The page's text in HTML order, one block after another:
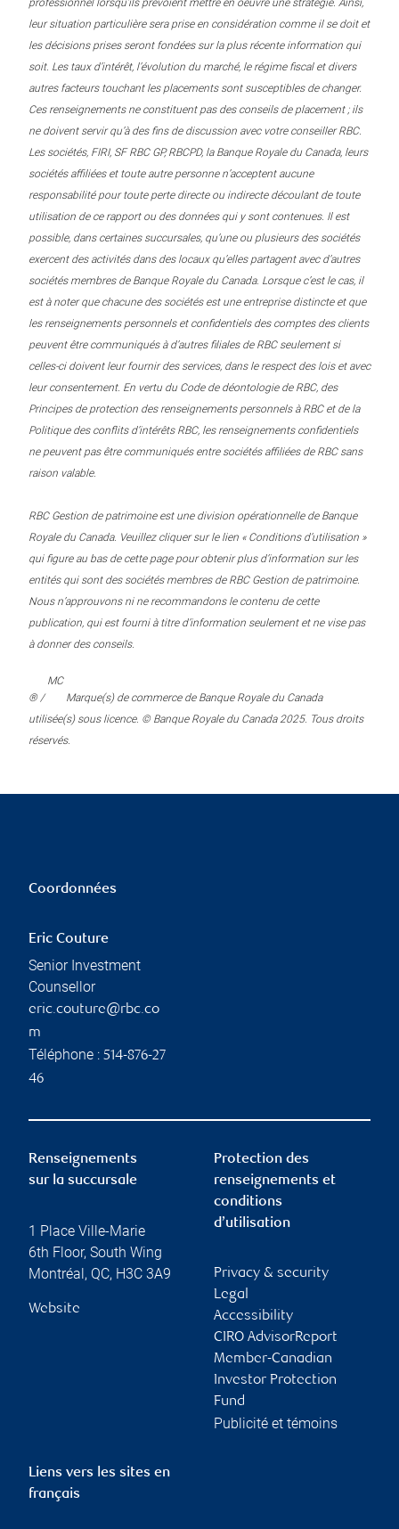
professionnel lorsqu’ils prévoient mettre en oeuvre une stratégie. Ainsi,
leur situation particulière sera prise en considération comme il se doit et
les décisions prises seront fondées sur la plus récente information qui
soit. Les taux d’intérêt, l’évolution du marché, le régime fiscal et divers
autres facteurs touchant les placements sont susceptibles de changer.
Ces renseignements ne constituent pas des conseils de placement ; ils
ne doivent servir qu’à des fins de discussion avec votre conseiller RBC.
Les sociétés, FIRI, SF RBC GP, RBCPD, la Banque Royale du Canada, leurs
sociétés affiliées et toute autre personne n’acceptent aucune
responsabilité pour toute perte directe ou indirecte découlant de toute
utilisation de ce rapport ou des données qui y sont contenues. Il est
possible, dans certaines succursales, qu’une ou plusieurs des sociétés
exercent des activités dans des locaux qu’elles partagent avec d’autres
sociétés membres de Banque Royale du Canada. Lorsque c’est le cas, il
est à noter que chacune des sociétés est une entreprise distincte et que
les renseignements personnels et confidentiels des comptes des clients
peuvent être communiqués à d’autres filiales de RBC seulement si
celles-ci doivent leur fournir des services, dans le respect des lois et avec
leur consentement. En vertu du Code de déontologie de RBC, des
Principes de protection des renseignements personnels à RBC et de la
Politique des conflits d’intérêts RBC, les renseignements confidentiels
ne peuvent pas être communiqués entre sociétés affiliées de RBC sans
raison valable.
RBC Gestion de patrimoine est une division opérationnelle de Banque
Royale du Canada. Veuillez cliquer sur le lien « Conditions d’utilisation »
qui figure au bas de cette page pour obtenir plus d’information sur les
entités qui sont des sociétés membres de RBC Gestion de patrimoine.
Nous n’approuvons ni ne recommandons le contenu de cette
publication, qui est fourni à titre d’information seulement et ne vise pas
à donner des conseils.
® /
MC
Marque(s) de commerce de Banque Royale du Canada
utilisée(s) sous licence. © Banque Royale du Canada 2025. Tous droits
réservés.
Coordonnées
Eric Couture
Senior Investment
Counsellor
eric.couture@rbc.co
m
Téléphone : 514-876-27
46
Renseignements
sur la succursale
1 Place Ville-Marie
6th Floor, South Wing
Montréal, QC, H3C 3A9
Website
Protection des
renseignements et
conditions
d’utilisation
Privacy & security
Legal
Accessibility
CIRO AdvisorReport
Member-Canadian
Investor Protection
Fund
Publicité et témoins
Liens vers les sites en
français